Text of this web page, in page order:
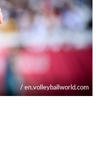
/ en.volleyballworld.com